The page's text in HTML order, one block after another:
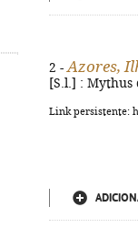
2 - Azores,
[S.l.] : Mythus
Link persistente: